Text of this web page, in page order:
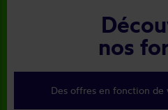
nos
Des offres en fonction de